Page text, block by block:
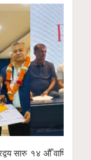
सारु १४ औँ